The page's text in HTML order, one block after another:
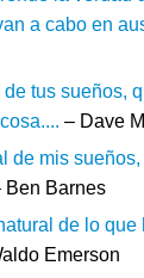
a cabo en
tus sueños,
– Dave
de mis
Ben Barnes
de lo que
Emerson